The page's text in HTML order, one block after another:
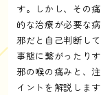
す。しかし、その
的な治療が必要な
邪だと自己判断し
事態に繋がったり
邪の喉の痛みと、
イントを解説しま